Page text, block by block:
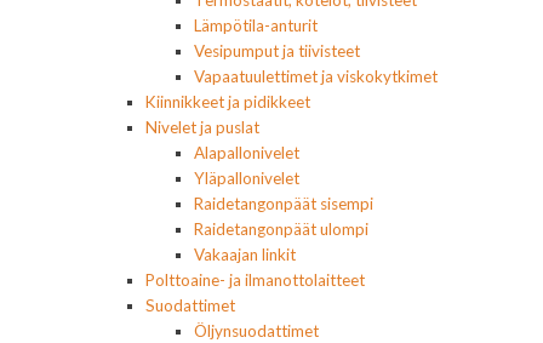
Lämpötila-anturit
Vesipumput ja tiivisteet
Vapaatuulettimet ja viskokytkimet
Kiinnikkeet ja pidikkeet
Nivelet ja puslat
Alapallonivelet
Yläpallonivelet
Raidetangonpäät sisempi
Raidetangonpäät ulompi
Vakaajan linkit
Polttoaine- ja ilmanottolaitteet
Suodattimet
Öljynsuodattimet